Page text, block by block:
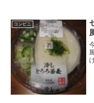
コンビニ